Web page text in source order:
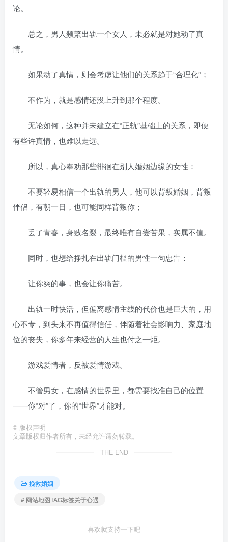
论。
总之，男人频繁出轨一个女人，未必就是对她动了真
情。
如果动了真情，则会考虑让他们的关系趋于“合理化”；
不作为，就是感情还没上升到那个程度。
无论如何，这种并未建立在“正轨”基础上的关系，即便
有些许真情，也难以走远。
所以，真心奉劝那些徘徊在别人婚姻边缘的女性：
不要轻易相信一个出轨的男人，他可以背叛婚姻，背叛
伴侣，有朝一日，也可能同样背叛你；
丢了青春，身败名裂，最终唯有自尝苦果，实属不值。
同时，也想给挣扎在出轨门槛的男性一句忠告：
让你爽的事，也会让你痛苦。
出轨一时快活，但偏离感情主线的代价也是巨大的，用
心不专，到头来不再值得信任，伴随着社会影响力、家庭地
位的丧失，你多年来经营的人生也付之一炬。
游戏爱情者，反被爱情游戏。
不管男女，在感情的世界里，都需要找准自己的位置
——你“对”了，你的“世界”才能对。
© 版权声明
文章版权归作者所有，未经允许请勿转载。
THE END
挽救婚姻
# 网站地图TAG标签关于心遇
喜欢就支持一下吧